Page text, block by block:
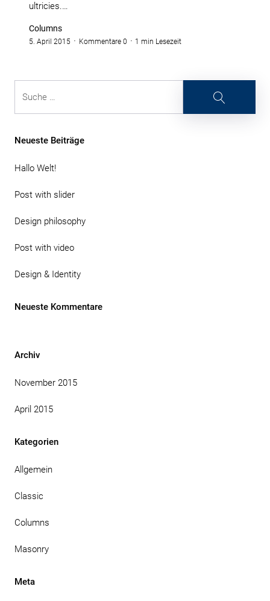
ultricies.…
Columns
5. April 2015 Kommentare 0 1 min Lesezeit
Suche
Neueste Beiträge
Hallo Welt!
Post with slider
Design philosophy
Post with video
Design & Identity
Neueste Kommentare
Archiv
November 2015
April 2015
Kategorien
Allgemein
Classic
Columns
Masonry
Meta